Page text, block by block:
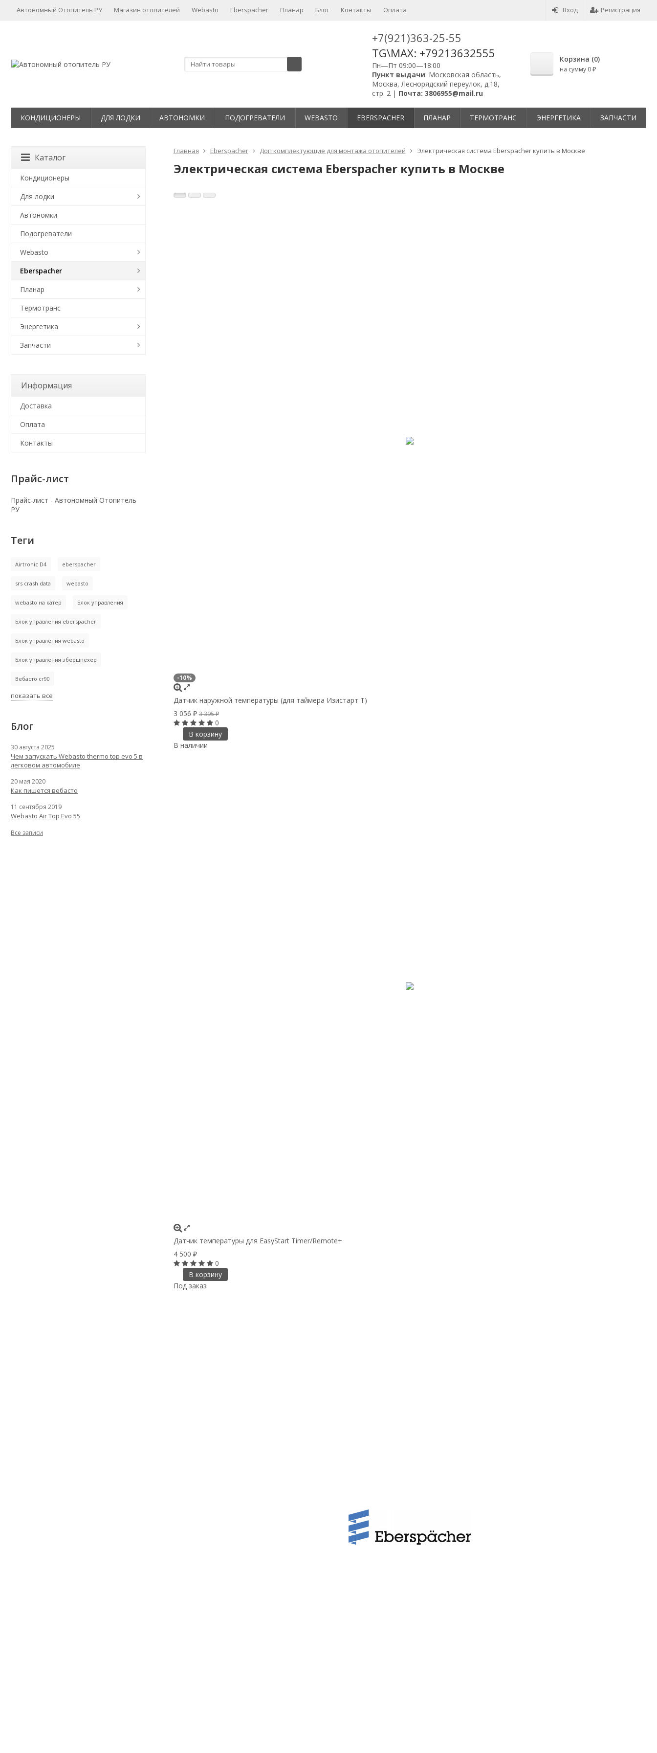
Вход Регистрация
Автономный Отопитель РУ Магазин отопителей Webasto Eberspacher Планар Блог Контакты Оплата
+7(921)363-25-55
TG\MAX: +79213632555
Пн—Пт 09:00—18:00
Пункт выдачи: Московская область,
Москва, Леснорядский переулок, д.18,
стр. 2 | Почта: 3806955@mail.ru
Корзина (0)
на сумму 0 ₽
КОНДИЦИОНЕРЫ ДЛЯ ЛОДКИ АВТОНОМКИ ПОДОГРЕВАТЕЛИ WEBASTO EBERSPACHER ПЛАНАР ТЕРМОТРАНС ЭНЕРГЕТИКА ЗАПЧАСТИ
Главная Eberspacher Доп комплектующие для монтажа отопителей Электрическая система Eberspacher купить в Москве
Электрическая система Eberspacher купить в Москве
-10%
Датчик наружной температуры (для таймера Изистарт Т)
3 056 ₽ 3 395₽
0
В корзину
В наличии
Датчик температуры для EasyStart Timer/Remote+
4 500 ₽
0
В корзину
Под заказ
Каталог
Кондиционеры
Для лодки
Автономки
Подогреватели
Webasto
Eberspacher
Планар
Термотранс
Энергетика
Запчасти
Информация
Доставка
Оплата
Контакты
Прайс-лист
Прайс-лист - Автономный Отопитель
РУ
Теги
Airtronic D4 eberspacher
srs crash data webasto
webasto на катер Блок управления
Блок управления eberspacher
Блок управления webasto
Блок управления эбершпехер
Вебасто ст90
показать все
Блог
30 августа 2025
Чем запускать Webasto thermo top evo 5 в
легковом автомобиле
20 мая 2020
Как пишется вебасто
11 сентября 2019
Webasto Air Top Evo 55
Все записи